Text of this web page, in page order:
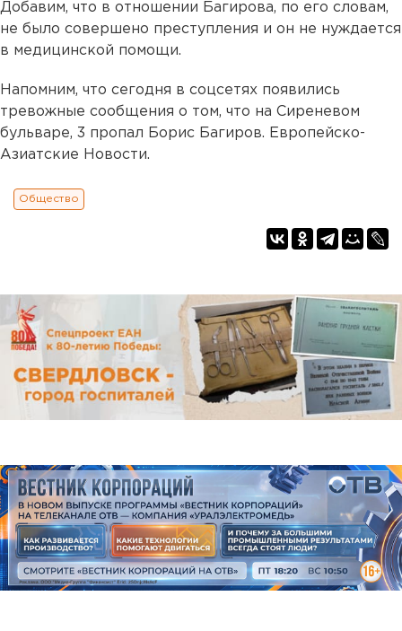
Добавим, что в отношении Багирова, по его словам,
не было совершено преступления и он не нуждается
в медицинской помощи.
Напомним, что сегодня в соцсетях появились
тревожные сообщения о том, что на Сиреневом
бульваре, 3 пропал Борис Багиров. Европейско-
Азиатские Новости.
Общество